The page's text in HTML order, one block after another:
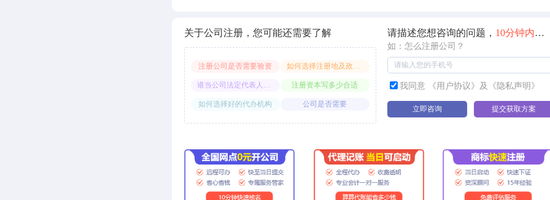
关于公司注册，您可能还需要了解
注册公司是否需要验资 如何选择注册地及政策享受
谁当公司法定代表人合适 注册资本写多少合适
如何选择好的代办机构 公司是否需要
请描述您想咨询的问题， 10分钟内快
如：怎么注册公司？
我同意 《用户协议》及《隐私声明》
立即咨询 提交获取方案